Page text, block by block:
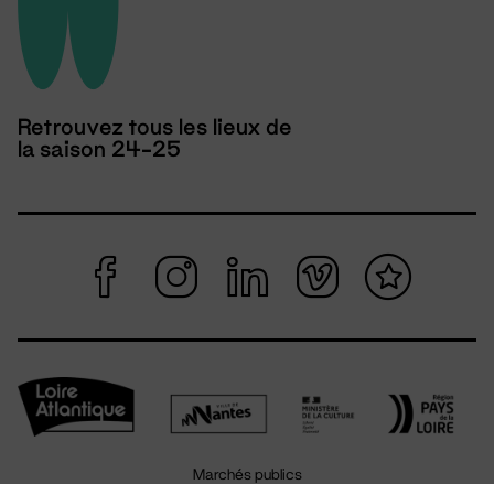
Retrouvez tous les lieux de
la saison 24-25
Marchés publics